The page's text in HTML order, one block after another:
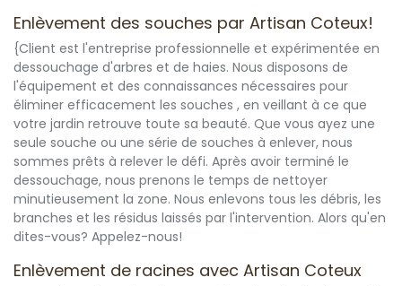
Enlèvement des souches par Artisan Coteux!
{Client est l'entreprise professionnelle et expérimentée en
dessouchage d'arbres et de haies. Nous disposons de
l'équipement et des connaissances nécessaires pour
éliminer efficacement les souches , en veillant à ce que
votre jardin retrouve toute sa beauté. Que vous ayez une
seule souche ou une série de souches à enlever, nous
sommes prêts à relever le défi. Après avoir terminé le
dessouchage, nous prenons le temps de nettoyer
minutieusement la zone. Nous enlevons tous les débris, les
branches et les résidus laissés par l'intervention. Alors qu'en
dites-vous? Appelez-nous!
Enlèvement de racines avec Artisan Coteux